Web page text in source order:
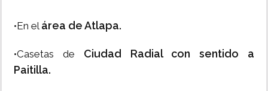
•En el área de Atlapa.
•Casetas de Ciudad Radial con sentido a
Paitilla.